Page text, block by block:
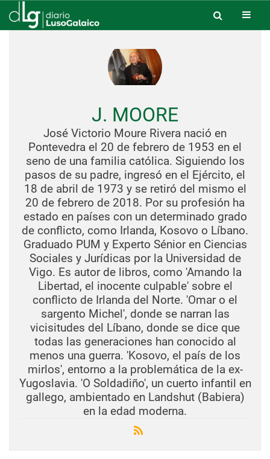
J. MOORE
José Victorio Moure Rivera nació en
Pontevedra el 20 de febrero de 1953 en el
seno de una familia católica. Siguiendo los
pasos de su padre, ingresó en el Ejército, el
18 de abril de 1973 y se retiró del mismo el
20 de febrero de 2018. Por su profesión ha
estado en países con un determinado grado
de conflicto, como Irlanda, Kosovo o Líbano.
Graduado PUM y Experto Sénior en Ciencias
Sociales y Jurídicas por la Universidad de
Vigo. Es autor de libros, como 'Amando la
Libertad, el inocente culpable' sobre el
conflicto de Irlanda del Norte. 'Omar o el
sargento Michel', donde se narran las
vicisitudes del Líbano, donde se dice que
todas las generaciones han conocido al
menos una guerra. 'Kosovo, el país de los
mirlos', entorno a la problemática de la ex-
Yugoslavia. 'O Soldadiño', un cuerto infantil en
gallego, ambientado en Landshut (Babiera)
en la edad moderna.